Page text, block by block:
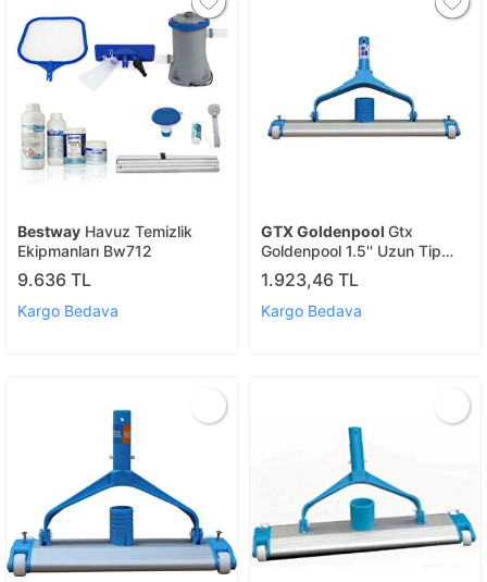
Bestway Havuz Temizlik
Ekipmanları Bw712
9.636 TL
Kargo Bedava
GTX Goldenpool Gtx
Goldenpool 1.5'' Uzun Tip
Havuz Dip Temizlik
Süpürgesi
1.923,46 TL
Kargo Bedava